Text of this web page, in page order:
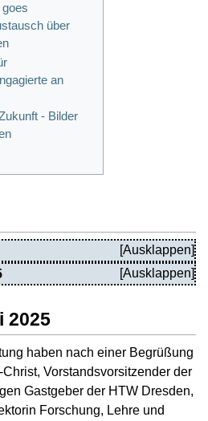
über
an
- Bilder
2025
haben nach einer Begrüßung
Vorstandsvorsitzender der
Gastgeber der HTW Dresden,
Forschung, Lehre und